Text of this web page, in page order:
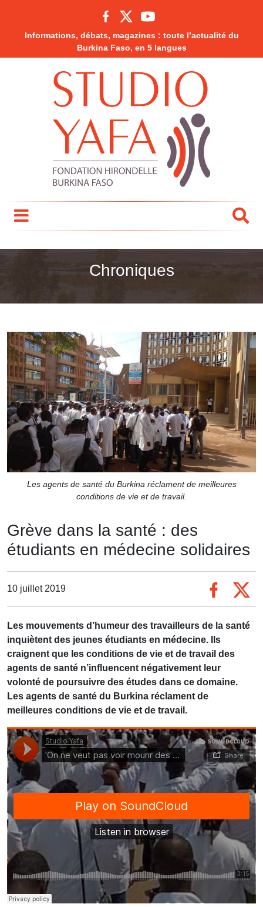
Informations, débats, magazines : toute l’actualité du
Burkina Faso, en 5 langues
Chroniques
Les agents de santé du Burkina réclament de meilleures
conditions de vie et de travail.
Grève dans la santé : des
étudiants en médecine solidaires
10 juillet 2019
Les mouvements d’humeur des travailleurs de la santé
inquiètent des jeunes étudiants en médecine. Ils
craignent que les conditions de vie et de travail des
agents de santé n’influencent négativement leur
volonté de poursuivre des études dans ce domaine.
Les agents de santé du Burkina réclament de
meilleures conditions de vie et de travail.